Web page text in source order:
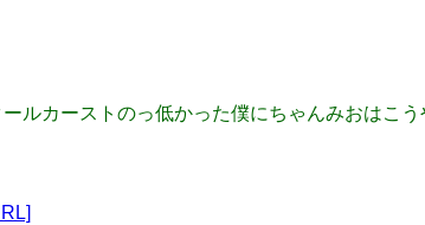
カーストのっ低かった僕にちゃんみおはこう